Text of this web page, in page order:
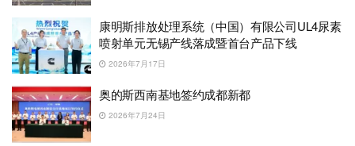
康明斯排放处理系统（中国）有限公司UL4尿素
喷射单元无锡产线落成暨首台产品下线
2026年7月17日
奥的斯西南基地签约成都新都
2026年7月24日